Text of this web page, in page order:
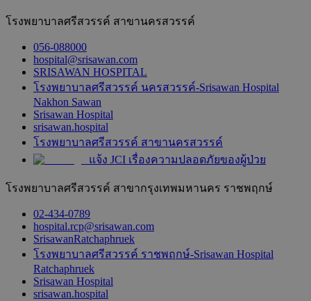
โรงพยาบาลศรีสวรรค์ สาขานครสวรรค์
056-088000
hospital@srisawan.com
SRISAWAN HOSPITAL
โรงพยาบาลศรีสวรรค์ นครสวรรค์-Srisawan Hospital
Nakhon Sawan
Srisawan Hospital
srisawan.hospital
โรงพยาบาลศรีสวรรค์ สาขานครสวรรค์
แจ้ง JCI เรื่องความปลอดภัยของผู้ป่วย
โรงพยาบาลศรีสวรรค์ สาขากรุงเทพมหานคร ราชพฤกษ์
02-434-0789
hospital.rcp@srisawan.com
SrisawanRatchaphruek
โรงพยาบาลศรีสวรรค์ ราชพฤกษ์-Srisawan Hospital
Ratchaphruek
Srisawan Hospital
srisawan.hospital